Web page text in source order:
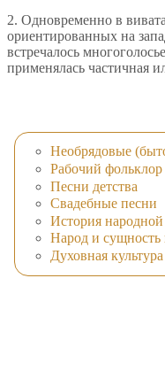
2. Одновременно в
ориентированных на
встречалось
применялась частичная
Необрядовые
Рабочий фольклор
Песни детства
Свадебные песни
История народной
Народ и сущность
Духовная культура